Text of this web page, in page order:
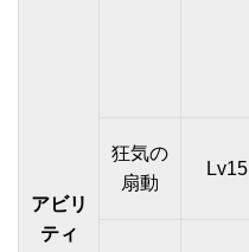
アビリ
ティ
狂気の
扇動
Lv15